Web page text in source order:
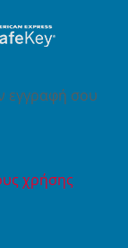
εγγραφή σου
χρήσης